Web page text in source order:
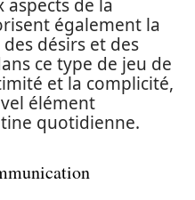
aspects de la
également la
désirs et des
ce type de jeu de
et la complicité,
élément
quotidienne.